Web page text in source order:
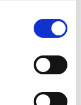
basist i Jack
Lee Meldau,